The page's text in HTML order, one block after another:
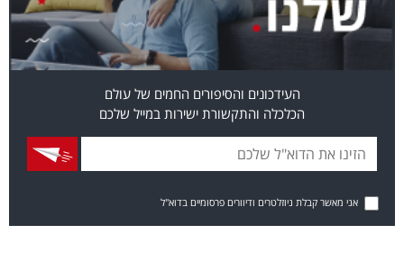
העידכונים והסיפורים החמים של עולם
הכלכלה והתקשורת ישירות במייל שלכם
אני מאשר קבלת ניוזלטרים ודיוורים פרסומיים בדוא"ל